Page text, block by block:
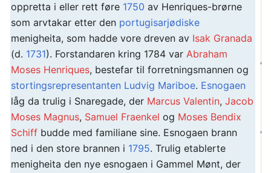
oppretta i eller rett føre 1750 av Henriques-brørne
som arvtakar etter den portugisarjødiske
menigheita, som hadde vore dreven av Isak Granada
(d. 1731). Forstandaren kring 1784 var Abraham
Moses Henriques, bestefar til forretningsmannen og
stortingsrepresentanten Ludvig Mariboe. Esnogaen
låg da trulig i Snaregade, der Marcus Valentin, Jacob
Moses Magnus, Samuel Fraenkel og Moses Bendix
Schiff budde med familiane sine. Esnogaen brann
ned i den store brannen i 1795. Trulig etablerte
menigheita den nye esnogaen i Gammel Mønt, der